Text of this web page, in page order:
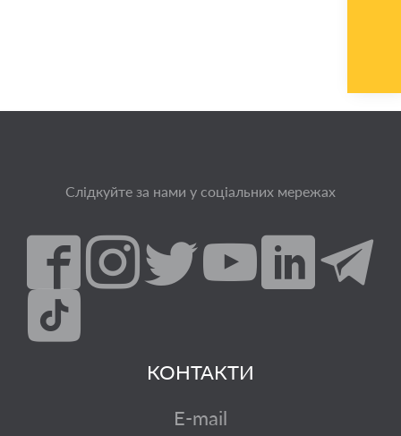
Слідкуйте за нами у соціальних мережах
КОНТАКТИ
E-mail